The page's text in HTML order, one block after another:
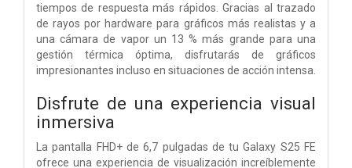
tiempos de respuesta más rápidos. Gracias al trazado
de rayos por hardware para gráficos más realistas y a
una cámara de vapor un 13 % más grande para una
gestión térmica óptima, disfrutarás de gráficos
impresionantes incluso en situaciones de acción intensa.
Disfrute de una experiencia visual
inmersiva
La pantalla FHD+ de 6,7 pulgadas de tu Galaxy S25 FE
ofrece una experiencia de visualización increíblemente